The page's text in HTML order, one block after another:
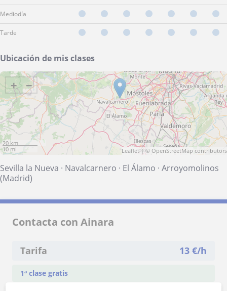
Mediodía
Tarde
Ubicación de mis clases
+ −
20 km
10 mi
Leaflet| © OpenStreetMap contributors
Sevilla la Nueva · Navalcarnero · El Álamo · Arroyomolinos
(Madrid)
Contacta con Ainara
Tarifa 13 €/h
1ª clase gratis